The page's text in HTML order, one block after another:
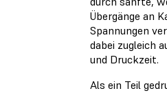
Übergänge an
Spannungen
dabei zugleich
und Druckzeit.
Als ein Teil